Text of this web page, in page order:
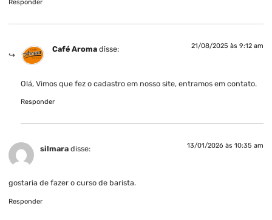
Responder
Café Aroma disse: 21/08/2025 às 9:12 am
Olá, Vimos que fez o cadastro em nosso site, entramos em contato.
Responder
silmara disse: 13/01/2026 às 10:35 am
gostaria de fazer o curso de barista.
Responder